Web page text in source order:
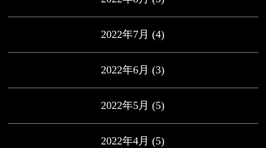
2022年7月 (4)
2022年6月 (3)
2022年5月 (5)
2022年4月 (5)